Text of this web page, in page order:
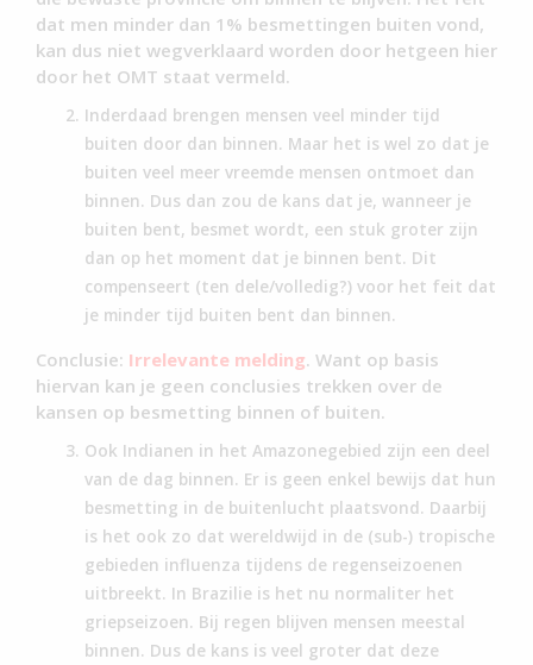
dat men minder dan 1% besmettingen buiten vond,
kan dus niet wegverklaard worden door hetgeen hier
door het OMT staat vermeld.
Inderdaad brengen mensen veel minder tijd
buiten door dan binnen. Maar het is wel zo dat je
buiten veel meer vreemde mensen ontmoet dan
binnen. Dus dan zou de kans dat je, wanneer je
buiten bent, besmet wordt, een stuk groter zijn
dan op het moment dat je binnen bent. Dit
compenseert (ten dele/volledig?) voor het feit dat
je minder tijd buiten bent dan binnen.
Conclusie: Irrelevante melding. Want op basis
hiervan kan je geen conclusies trekken over de
kansen op besmetting binnen of buiten.
Ook Indianen in het Amazonegebied zijn een deel
van de dag binnen. Er is geen enkel bewijs dat hun
besmetting in de buitenlucht plaatsvond. Daarbij
is het ook zo dat wereldwijd in de (sub-) tropische
gebieden influenza tijdens de regenseizoenen
uitbreekt. In Brazilie is het nu normaliter het
griepseizoen. Bij regen blijven mensen meestal
binnen. Dus de kans is veel groter dat deze